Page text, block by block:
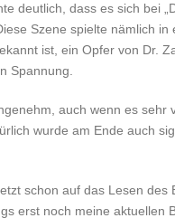
deutlich, dass es sich bei
Szene spielte nämlich
ist, ein Opfer von Dr.
Spannung.
auch wenn es sehr
wurde am Ende auch
schon auf das Lesen des
erst noch meine aktuellen